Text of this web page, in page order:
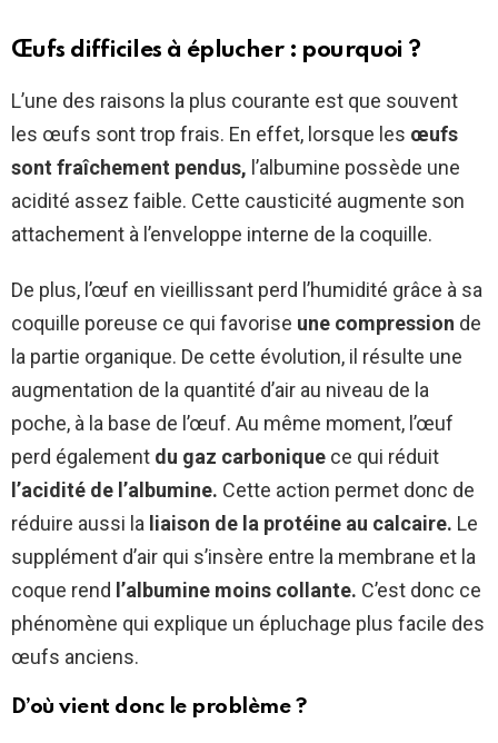
Œufs difficiles à éplucher : pourquoi ?
L’une des raisons la plus courante est que souvent
les œufs sont trop frais. En effet, lorsque les œufs
sont fraîchement pendus, ​l’albumine possède une
acidité assez faible. Cette causticité augmente son
attachement à l’enveloppe interne de la coquille.
De plus, l’œuf en vieillissant perd l’humidité grâce à sa
coquille poreuse ce qui favorise une compression de
la partie organique. De cette évolution, il résulte une
augmentation de la quantité d’air au niveau de la
poche, à la base de l’œuf. Au même moment, l’œuf
perd également du gaz carbonique ce qui réduit
l’acidité de l’albumine. Cette action permet donc de
réduire aussi la liaison de la protéine au calcaire. Le
supplément d’air qui s’insère entre la membrane et la
coque rend l’albumine moins collante. C’est donc ce
phénomène qui explique un épluchage plus facile des
œufs anciens.
D’où vient donc le problème ?